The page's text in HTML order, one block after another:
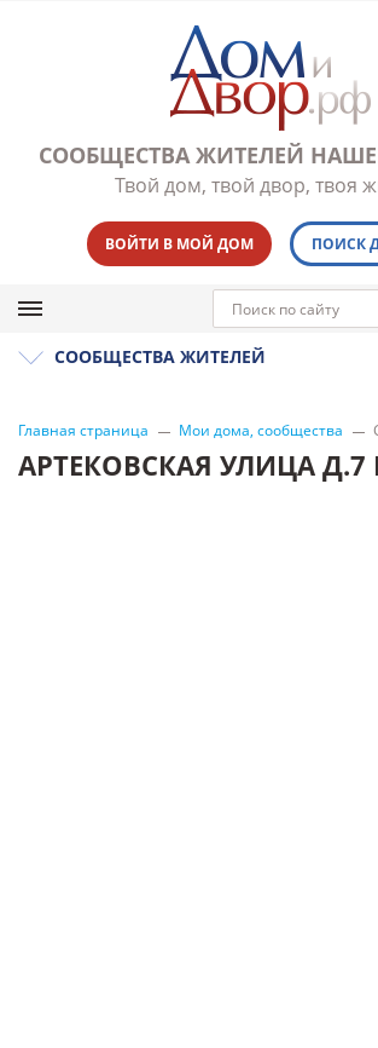
СООБЩЕСТВА ЖИТЕЛЕЙ
Твой дом, твой двор, твоя
ВОЙТИ В МОЙ ДОМ ПОИСК
СООБЩЕСТВА ЖИТЕЛЕЙ
Главная страница Мои дома, сообщества
АРТЕКОВСКАЯ УЛИЦА Д.7